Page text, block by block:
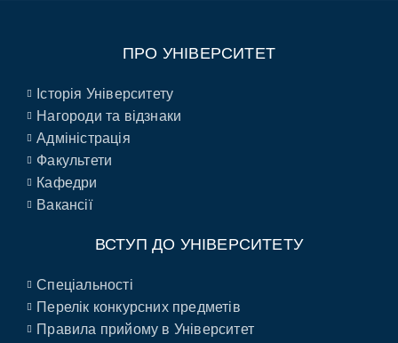
ПРО УНІВЕРСИТЕТ
Історія Університету
Нагороди та відзнаки
Адміністрація
Факультети
Кафедри
Вакансії
ВСТУП ДО УНІВЕРСИТЕТУ
Спеціальності
Перелік конкурсних предметів
Правила прийому в Університет